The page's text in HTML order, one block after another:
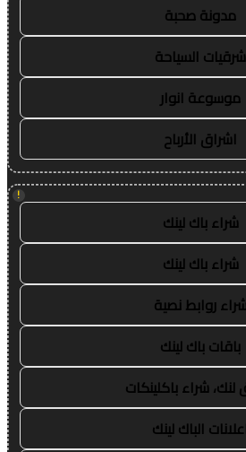
مدونة صحبة
شرقيات السياحة
موسوعة انوار
اشراق الأرباح
!
شراء باك لينك
شراء باك لينك
روابط نصية
باقات باك لينك
لنك، شراء باكلينكات
الباك لينك